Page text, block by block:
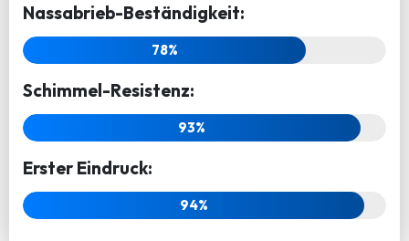
Nassabrieb-Beständigkeit:
78%
Schimmel-Resistenz:
93%
Erster Eindruck:
94%